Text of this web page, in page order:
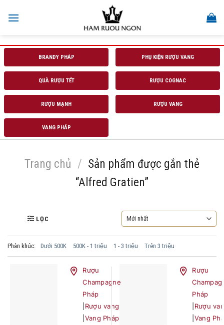
BRANDY PHÁP PHỤ KIỆN RƯỢU VANG
QUÀ RƯỢU TẾT RƯỢU COGNAC
RƯỢU MẠNH RƯỢU VANG
VANG PHÁP
Trang chủ / Sản phẩm được gắn thẻ
“Alfred Gratien”
LỌC
Phân khúc: Dưới 500K 500K - 1 triệu 1 - 3 triệu Trên 3 triệu
Rượu
Champagne
Pháp
Rượu vang
Vang Pháp
Rượu
Pháp
Rượu
Vang